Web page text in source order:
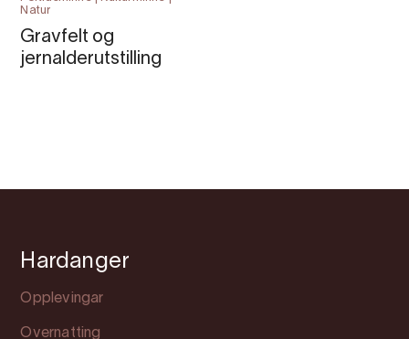
Natur
Gravfelt og
jernalderutstilling
Hardanger
Opplevingar
Overnatting